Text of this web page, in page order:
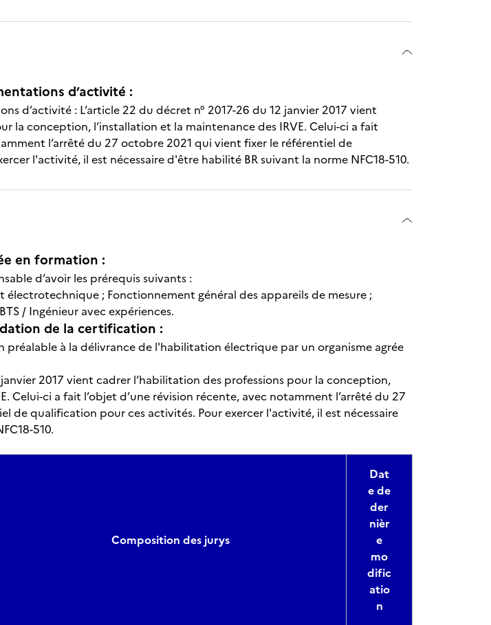
d’activité :
d’activité : L’article 22 du décret n° 2017-26 du 12 janvier 2017 vient
la conception, l’installation et la maintenance des IRVE. Celui-ci a fait
l’arrêté du 27 octobre 2021 qui vient fixer le référentiel de
l'activité, il est nécessaire d'être habilité BR suivant la norme NFC18-510.
en formation :
d’avoir les prérequis suivants :
; Fonctionnement général des appareils de mesure ;
/ Ingénieur avec expériences.
de la certification :
à la délivrance de l'habilitation électrique par un organisme agrée
2017 vient cadrer l’habilitation des professions pour la conception,
Celui-ci a fait l’objet d’une révision récente, avec notamment l’arrêté du 27
de qualification pour ces activités. Pour exercer l'activité, il est nécessaire
510.
Composition des jurys
Dat
e de
der
nièr
e
mo
dific
atio
n